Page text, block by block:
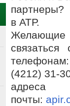
партнеры?
в АТР.
Желающие
телефонам:
(4212) 31-
почты: